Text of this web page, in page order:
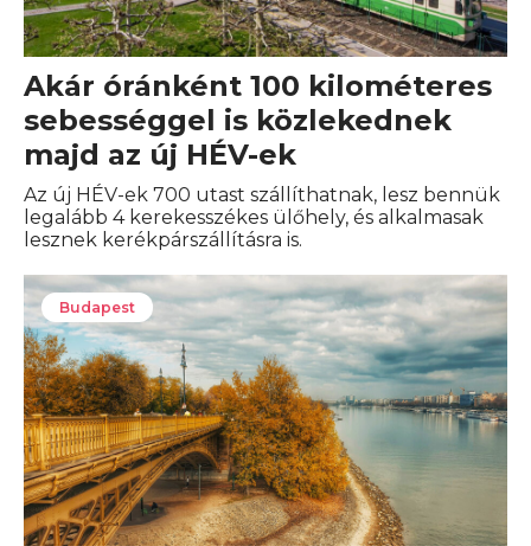
Akár óránként 100 kilométeres
sebességgel is közlekednek
majd az új HÉV-ek
Az új HÉV-ek 700 utast szállíthatnak, lesz bennük
legalább 4 kerekesszékes ülőhely, és alkalmasak
lesznek kerékpárszállításra is.
Budapest